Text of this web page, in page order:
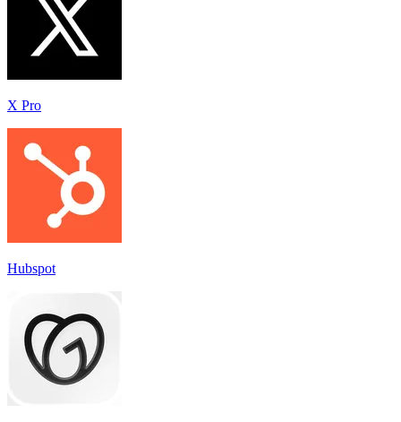
X Pro
Hubspot